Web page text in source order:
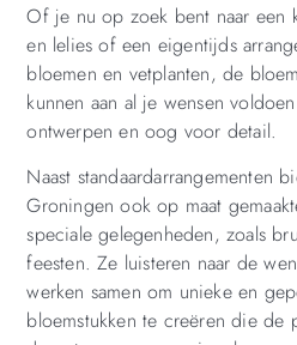
Of je nu op zoek bent naar een
en lelies of een eigentijds
bloemen en vetplanten, de
kunnen aan al je wensen
ontwerpen en oog voor detail.
Naast standaardarrangementen
Groningen ook op maat
speciale gelegenheden, zoals
feesten. Ze luisteren naar de
werken samen om unieke en
bloemstukken te creëren die de